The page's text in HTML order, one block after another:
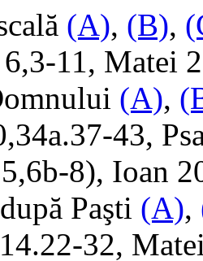
(A), (B),
11, Matei
(A),
43,
8), Ioan
Paşti (A),
32,